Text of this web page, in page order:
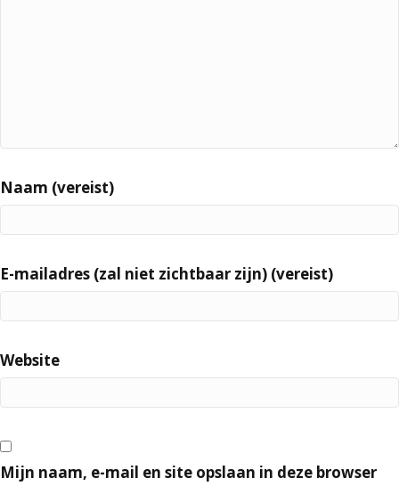
Naam (vereist)
E-mailadres (zal niet zichtbaar zijn) (vereist)
Website
Mijn naam, e-mail en site opslaan in deze browser